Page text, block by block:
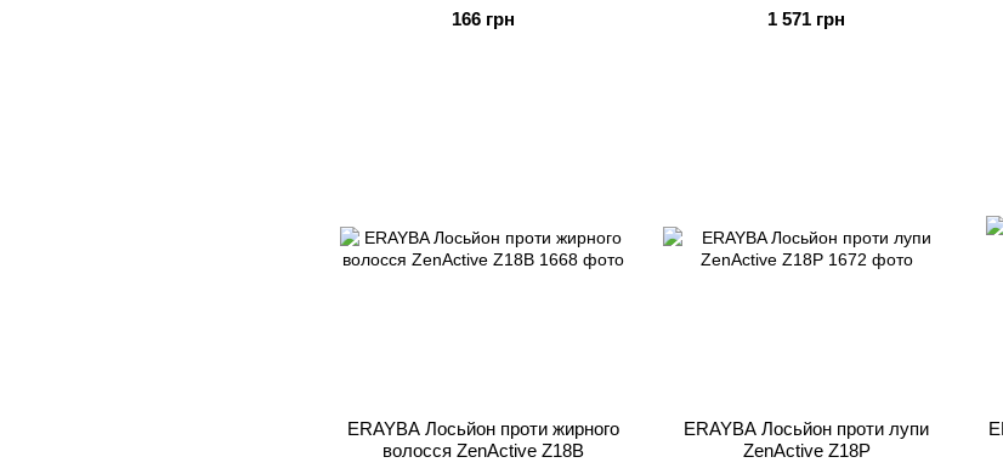
166 грн
1 571 грн
ERAYBA Лосьйон проти жирного
волосся ZenActive Z18B
ERAYBA Лосьйон проти лупи
ZenActive Z18P